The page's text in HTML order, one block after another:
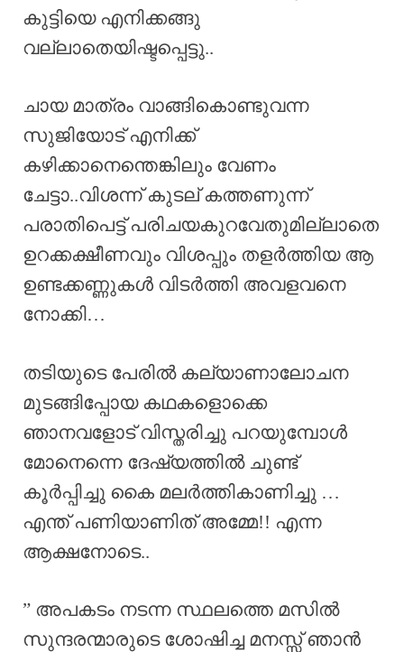
കുട്ടിയെ എനിക്കങ്ങു
വല്ലാതെയിഷ്ടപ്പെട്ടു..
ചായ മാത്രം വാങ്ങികൊണ്ടുവന്ന
സുജിയോട് എനിക്ക്
കഴിക്കാനെന്തെങ്കിലും വേണം
ചേട്ടാ..വിശന്ന് കുടല് കത്തണുന്ന്
പരാതിപെട്ട് പരിചയകുറവേതുമില്ലാതെ
ഉറക്കക്ഷീണവും വിശപ്പും തളർത്തിയ ആ
ഉണ്ടക്കണ്ണുകൾ വിടർത്തി അവളവനെ
നോക്കി…
തടിയുടെ പേരിൽ കല്യാണാലോചന
മുടങ്ങിപ്പോയ കഥകളൊക്കെ
ഞാനവളോട് വിസ്തരിച്ചു പറയുമ്പോൾ
മോനെന്നെ ദേഷ്യത്തിൽ ചുണ്ട്
കൂർപ്പിച്ചു കൈ മലർത്തികാണിച്ചു …
എന്ത് പണിയാണിത് അമ്മേ!! എന്ന
ആക്ഷനോടെ..
” അപകടം നടന്ന സ്ഥലത്തെ മസിൽ
സുന്ദരന്മാരുടെ ശോഷിച്ച മനസ്സ് ഞാൻ